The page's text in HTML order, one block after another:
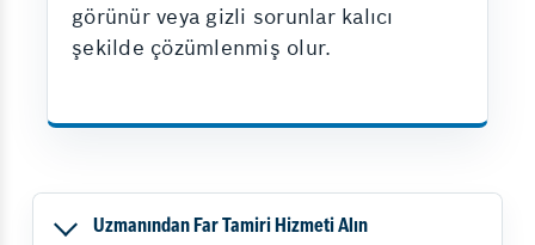
görünür veya gizli sorunlar kalıcı
şekilde çözümlenmiş olur.
Uzmanından Far Tamiri Hizmeti Alın